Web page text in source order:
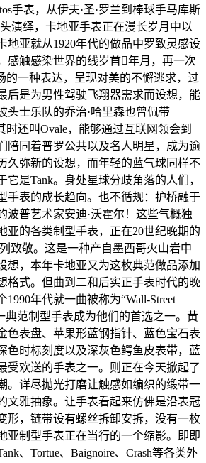
手表，从伊夫·圣·罗兰到棒球手马库斯
演绎，卡地亚手表正在漫长岁月中以
地亚就从1920年代的做品中罗致灵感设
感触感染世界的线岁首年月，再一次
的一种表达，呈现对美的不懈逃求，过
后是为男性驾驶飞翔器需求而设想，能
头士乐队的乔治·哈里森也曾佩带
时还叫Ovale，能够通过互联网领会到
陪同着普罗公共以及名人明星，成为逾
久弥新的设想，而年轻的蓝气球同样不
它是Tank。身处星球分歧角落的人们，
手表的成长趋向。也不循规：护桥融于
波普艺术家安迪·沃霍尔！这些气概独
亚的各类制型手表，正在20世纪晚期的
致敬。这是一种产自墨西哥火山岩中
想，本年卡地亚又为这枚典范做品添加
格式。但曲到二和后实正手表时代的晚
年代就一曲被称为“Wall-Street
典范制型手表成为他们的首选之一。黄
色表盘、苹果形蓝钢指针、蓝色宝石表
色时标刻度以及深灰色鳄鱼皮表带，蓝
受欢送的手表之一。则正在今天掀起了
。详尽抛光打磨让触感如编织的缎带一
文雅抽象。让手表看起来仿佛是沿表冠
形，链带设有螺丝拆卸安拆，没有一枚
制型手表正在当行的一个缩影。即即
、Tortue、Baignoire、Crash等各类外